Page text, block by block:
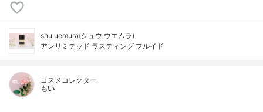
shu uemura(シュウ ウエムラ)
アンリミテッド ラスティング フルイド
コスメコレクター
もい